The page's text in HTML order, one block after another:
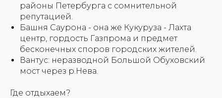
районы Петербурга с сомнительной
репутацией.
Башня Саурона - она же Кукуруза - Лахта
центр, гордость Газпрома и предмет
бесконечных споров городских жителей.
Вантус: неразводной Большой Обуховский
мост через р.Нева.
Где отдыхаем?